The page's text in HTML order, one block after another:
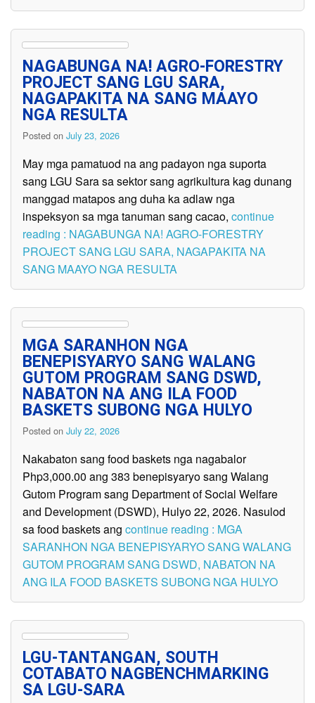
NAGABUNGA NA! AGRO-FORESTRY
PROJECT SANG LGU SARA,
NAGAPAKITA NA SANG MAAYO
NGA RESULTA
Posted on July 23, 2026
May mga pamatuod na ang padayon nga suporta
sang LGU Sara sa sektor sang agrikultura kag dunang
manggad matapos ang duha ka adlaw nga
inspeksyon sa mga tanuman sang cacao, continue
reading : NAGABUNGA NA! AGRO-FORESTRY
PROJECT SANG LGU SARA, NAGAPAKITA NA
SANG MAAYO NGA RESULTA
MGA SARANHON NGA
BENEPISYARYO SANG WALANG
GUTOM PROGRAM SANG DSWD,
NABATON NA ANG ILA FOOD
BASKETS SUBONG NGA HULYO
Posted on July 22, 2026
Nakabaton sang food baskets nga nagabalor
Php3,000.00 ang 383 benepisyaryo sang Walang
Gutom Program sang Department of Social Welfare
and Development (DSWD), Hulyo 22, 2026. Nasulod
sa food baskets ang continue reading : MGA
SARANHON NGA BENEPISYARYO SANG WALANG
GUTOM PROGRAM SANG DSWD, NABATON NA
ANG ILA FOOD BASKETS SUBONG NGA HULYO
LGU-TANTANGAN, SOUTH
COTABATO NAGBENCHMARKING
SA LGU-SARA